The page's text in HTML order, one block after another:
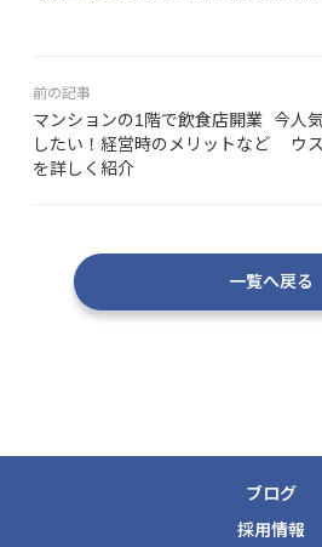
前の記事
マンションの1階で飲食店開業
したい！経営時のメリットなど
を詳しく紹介
今人
ウ
一覧へ戻る
ブログ
採用情報